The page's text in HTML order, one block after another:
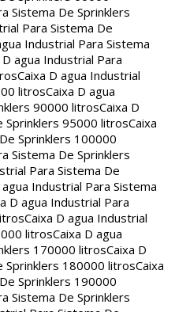
Sistema De Sprinklers
Para Sistema De
Industrial Para Sistema
D agua Industrial Para
Caixa D agua Industrial
litrosCaixa D agua
90000 litrosCaixa D
Sprinklers 95000 litrosCaixa
Sprinklers 100000
Sistema De Sprinklers
Para Sistema De
agua Industrial Para Sistema
D agua Industrial Para
Caixa D agua Industrial
litrosCaixa D agua
170000 litrosCaixa D
Sprinklers 180000 litrosCaixa
Sprinklers 190000
Sistema De Sprinklers